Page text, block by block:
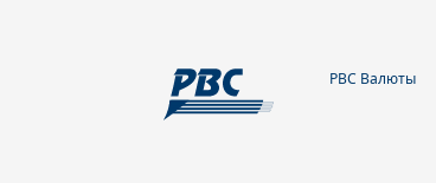
РВС Валюты